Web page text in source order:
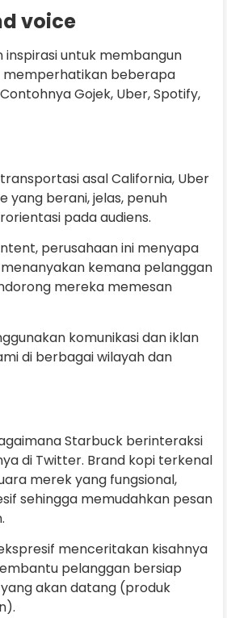
voice
untuk membangun
memperhatikan beberapa
Gojek, Uber, Spotify,
asal California, Uber
yang berani, jelas, penuh
pada audiens.
perusahaan ini menyapa
kemana pelanggan
mereka memesan
komunikasi dan iklan
di berbagai wilayah dan
Starbuck berinteraksi
di Twitter. Brand kopi terkenal
merek yang fungsional,
sehingga memudahkan pesan
menceritakan kisahnya
pelanggan bersiap
akan datang (produk